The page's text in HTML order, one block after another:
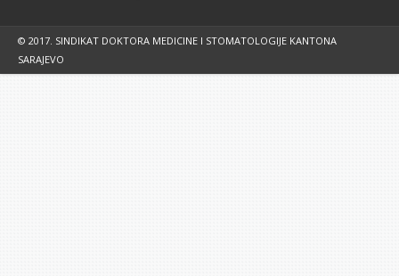
© 2017. SINDIKAT DOKTORA MEDICINE I STOMATOLOGIJE KANTONA
SARAJEVO